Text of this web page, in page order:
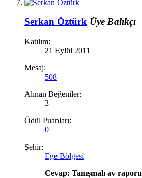
Serkan Öztürk Üye Balıkçı
Katılım:
21 Eylül 2011
Mesaj:
508
Alınan Beğeniler:
3
Ödül Puanları:
0
Şehir:
Ege Bölgesi
Cevap: Tanışmalı av raporu